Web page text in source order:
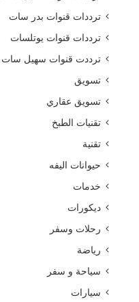
ترددات قنوات بدر سات
ترددات قنوات يوتلسات
ترددت قنوات سهيل سات
تسويق
تسويق عقاري
تقنيات الطبخ
تقنية
حيوانات اليفه
خدمات
ديكورات
رحلات وسفر
رياضة
سياحة و سفر
سيارات